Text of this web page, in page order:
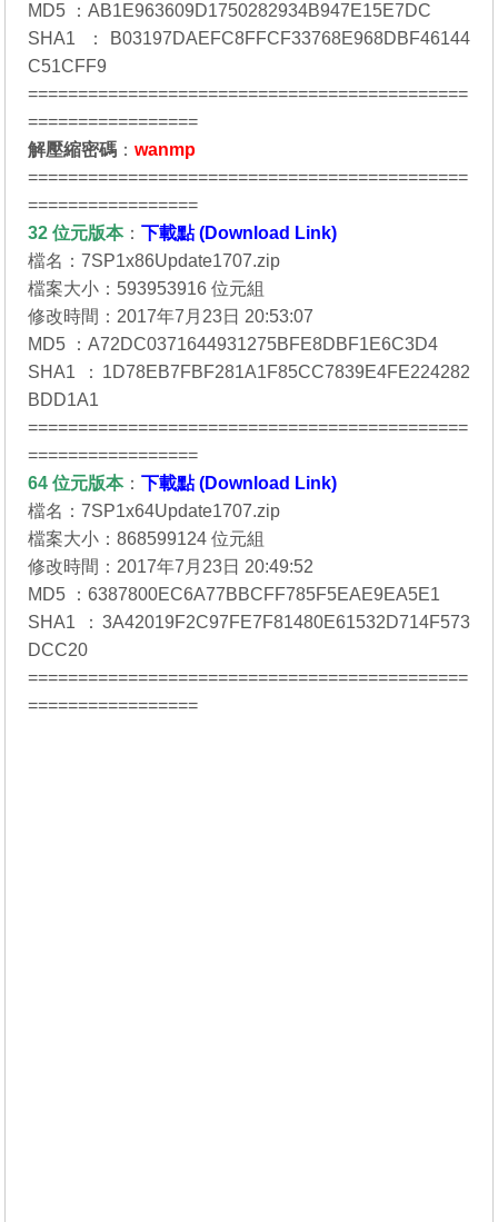
MD5 ：AB1E963609D1750282934B947E15E7DC
SHA1 ：B03197DAEFC8FFCF33768E968DBF46144
C51CFF9
============================================
=================
解壓縮密碼 ：wanmp
============================================
=================
32 位元版本：下載點 (Download Link)
檔名：7SP1x86Update1707.zip
檔案大小：593953916 位元組
修改時間：2017年7月23日 20:53:07
MD5 ：A72DC0371644931275BFE8DBF1E6C3D4
SHA1 ：1D78EB7FBF281A1F85CC7839E4FE224282
BDD1A1
============================================
=================
64 位元版本：下載點 (Download Link)
檔名：7SP1x64Update1707.zip
檔案大小：868599124 位元組
修改時間：2017年7月23日 20:49:52
MD5 ：6387800EC6A77BBCFF785F5EAE9EA5E1
SHA1 ：3A42019F2C97FE7F81480E61532D714F573
DCC20
============================================
=================